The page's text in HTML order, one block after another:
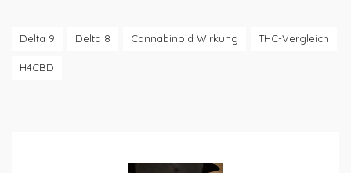
Delta 9 Delta 8 Cannabinoid Wirkung THC-Vergleich
H4CBD